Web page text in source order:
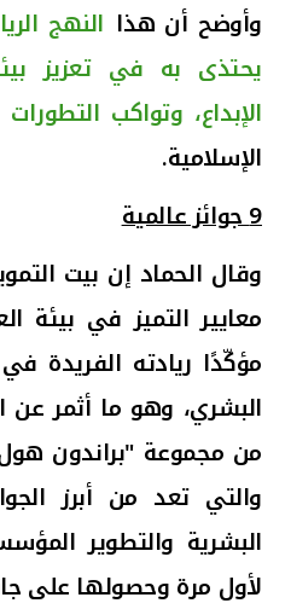
مصر
المملكة المتحدة
مملكة البحرين
وأوضح أن هذا النهج
يحتذى به في تعزيز
الإبداع، وتواكب التطورات
الإسلامية.
9 جوائز عالمية
وقال الحماد إن بيت
معايير التميز في بيئة
مؤكّدًا ريادته الفريدة
من مجموعة "براندون هول"
والتي تعد من أبرز
البشرية والتطوير
لأول مرة وحصولها على